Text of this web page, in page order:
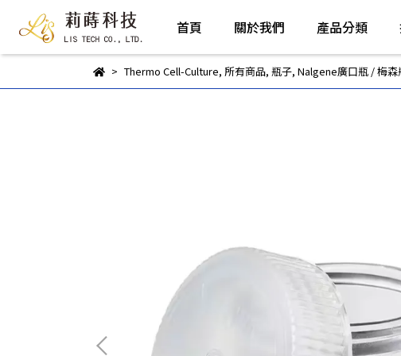
首頁 關於我們 產品分類
Thermo Cell-Culture, 所有商品, 瓶子, Nalgene廣口瓶 / 梅森